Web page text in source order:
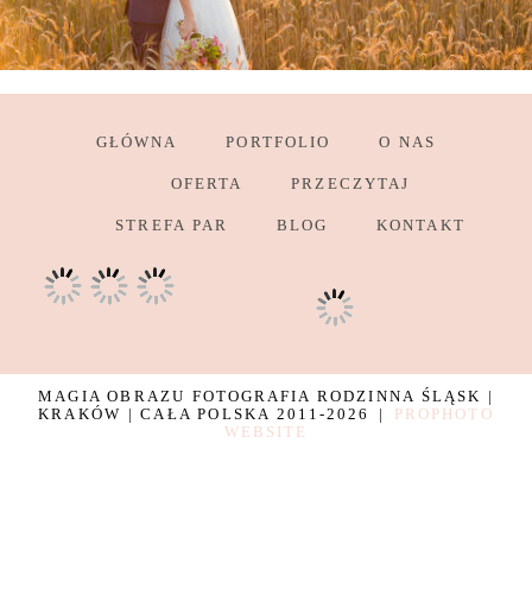
GŁÓWNA PORTFOLIO O NAS
OFERTA PRZECZYTAJ
STREFA PAR BLOG KONTAKT
MAGIA OBRAZU FOTOGRAFIA RODZINNA ŚLĄSK |
KRAKÓW | CAŁA POLSKA 2011-2026
|
PROPHOTO
WEBSITE